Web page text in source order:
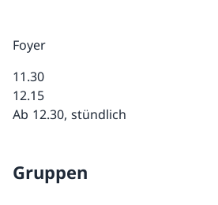
Foyer
11.30
12.15
Ab 12.30, stündlich
Gruppen